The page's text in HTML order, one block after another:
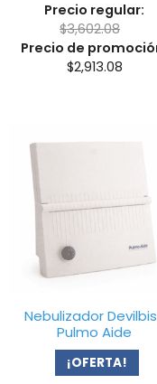
Precio regular:
$3,602.08
Precio de
$2,913.08
Nebulizador
Pulmo Aide
¡OFERTA!